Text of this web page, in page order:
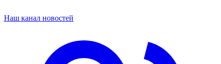
Наш канал новостей